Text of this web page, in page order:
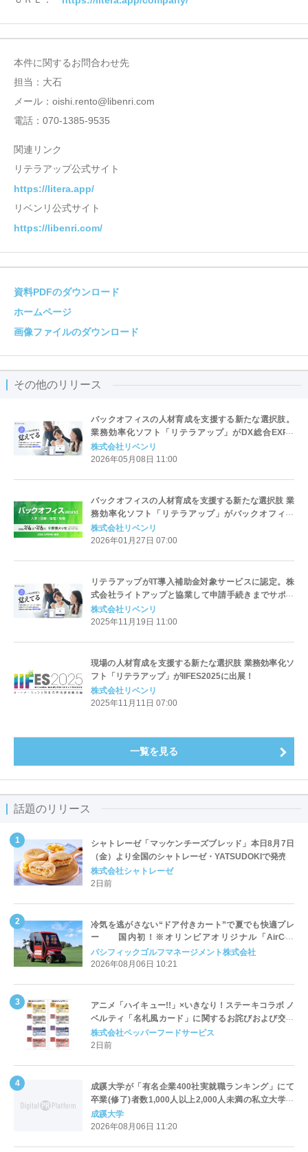
本件に関するお問合わせ先
担当：大石
メール：oishi.rento@libenri.com
電話：070-1385-9535
関連リンク
リテラアップ公式サイト
https://litera.app/
リベンリ公式サイト
https://libenri.com/
資料PDFのダウンロード
ホームページ
画像ファイルのダウンロード
その他のリリース
バックオフィスの人材育成を支援する新たな選択肢。
業務効率化ソフト「リテラアップ」がDX総合EXPO
2026 春 大阪に出展！
株式会社リベンリ
2026年05月08日 11:00
バックオフィスの人材育成を支援する新たな選択肢 業
務効率化ソフト「リテラアップ」がバックオフィス
World 2026 春 東京に出展！
株式会社リベンリ
2026年01月27日 07:00
リテラアップがIT導入補助金対象サービスに認定。株
式会社ライトアップと協業して申請手続きまでサポー
ト
株式会社リベンリ
2025年11月19日 11:00
現場の人材育成を支援する新たな選択肢 業務効率化ソ
フト「リテラアップ」がIIFES2025に出展！
株式会社リベンリ
2025年11月11日 07:00
一覧を見る
話題のリリース
シャトレーゼ「マッケンチーズブレッド」本日8月7日
（金）より全国のシャトレーゼ・YATSUDOKIで発売
株式会社シャトレーゼ
2日前
冷気を逃がさない“ドア付きカート”で夏でも快適プレ
ー 国内初！※オリンピアオリジナル「AirCon
Cart（エアコンカート）」導入 | ＰＧＭ
パシフィックゴルフマネージメント株式会社
2026年08月06日 10:21
アニメ「ハイキュー!!」×いきなり！ステーキコラボ ノ
ベルティ「名札風カード」に関するお詫びおよび交換
対応についてのご案内
株式会社ペッパーフードサービス
2日前
成蹊大学が「有名企業400社実就職ランキング」にて
卒業(修了)者数1,000人以上2,000人未満の私立大学で
全国第1位を獲得！～実就職率は26.5%（前年比＋
4.3pt）に伸長、東京の私立大学でも10位にランクイン
成蹊大学
2026年08月06日 11:20